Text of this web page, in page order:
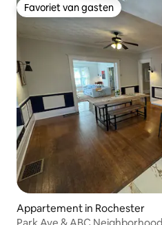
Favoriet van gasten
Favoriet van gasten
Appartement in Rochester